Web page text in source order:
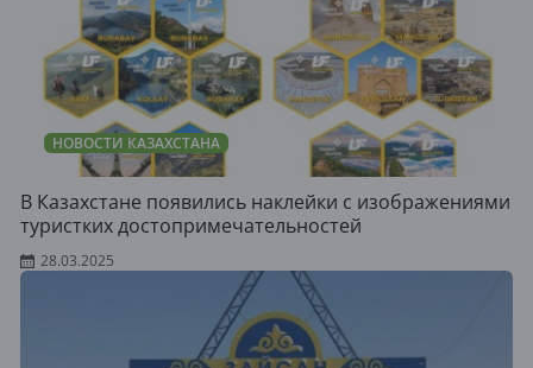
НОВОСТИ КАЗАХСТАНА
В Казахстане появились наклейки с изображениями
туристких достопримечательностей
28.03.2025